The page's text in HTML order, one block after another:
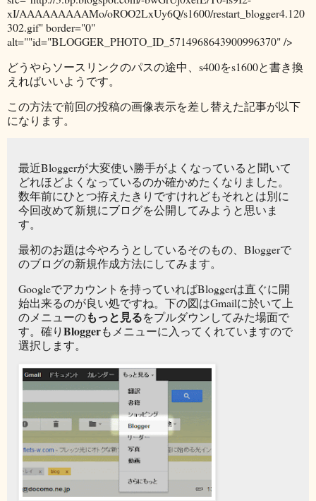
xI/AAAAAAAAAMo/oROO2LxUy6Q/s1600/restart_blogger4.120
302.gif" border="0"
alt=""id="BLOGGER_PHOTO_ID_5714968643900996370" />
どうやらソースリンクのパスの途中、s400をs1600と書き換
えればいいようです。
この方法で前回の投稿の画像表示を差し替えた記事が以下
になります。
最近Bloggerが大変使い勝手がよくなっていると聞いて
どれほどよくなっているのか確かめたくなりました。
数年前にひとつ拵えたきりですけれどもそれとは別に
今回改めて新規にブログを公開してみようと思いま
す。
最初のお題は今やろうとしているそのもの、Bloggerで
のブログの新規作成方法にしてみます。
Googleでアカウントを持っていればBloggerは直ぐに開
始出来るのが良い処ですね。下の図はGmailに於いて上
のメニューのもっと見るをプルダウンしてみた場面で
す。確りBloggerもメニューに入ってくれていますので
選択します。